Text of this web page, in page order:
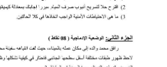
بحوث
بحوث